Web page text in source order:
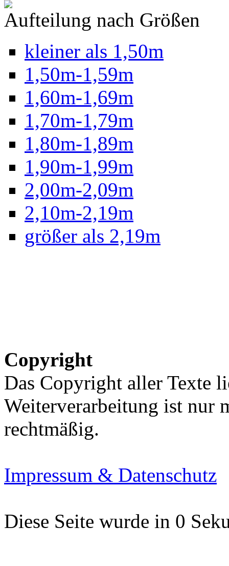
Aufteilung nach Größen
kleiner als 1,50m
1,50m-1,59m
1,60m-1,69m
1,70m-1,79m
1,80m-1,89m
1,90m-1,99m
2,00m-2,09m
2,10m-2,19m
größer als 2,19m
Copyright
Das Copyright aller Texte
Weiterverarbeitung ist nur
rechtmäßig.
Impressum & Datenschutz
Diese Seite wurde in 0